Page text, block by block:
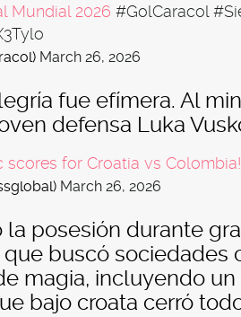
Mundial 2026 #GolCaracol
March 26, 2026
fue efímera. Al
defensa Luka
scores for Croatia vs
March 26, 2026
posesión durante
buscó sociedades
magia, incluyendo
bajo croata cerró